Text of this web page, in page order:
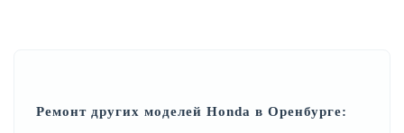
Ремонт других моделей Honda в Оренбурге: